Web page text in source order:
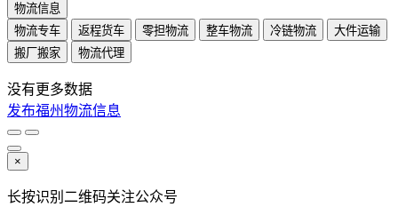
物流信息
物流专车
返程货车 零担物流 整车物流 冷链物流
大件运输
搬厂搬家
物流代理
没有更多数据
发布福州物流信息
×
长按识别二维码关注公众号